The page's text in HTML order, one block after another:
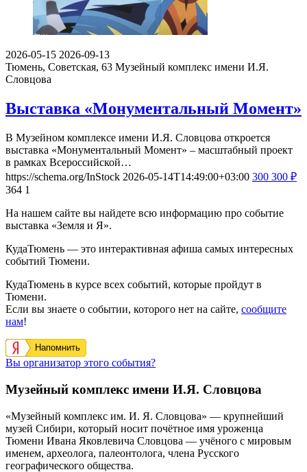
2026-05-15 2026-09-13
Тюмень, Советская, 63 Музейный комплекс имени И.Я.
Словцова
Выставка «Монументальный Момент»
В Музейном комплексе имени И.Я. Словцова откроется
выставка «Монументальный Момент» – масштабный проект
в рамках Всероссийской…
https://schema.org/InStock 2026-05-14T14:49:00+03:00 300 300 ₽
364 1
На нашем сайте вы найдете всю информацию про событие
выставка «Земля и Я».
КудаТюмень — это интерактивная афиша самых интересных
событий Тюмени.
КудаТюмень в курсе всех событий, которые пройдут в
Тюмени.
Если вы знаете о событии, которого нет на сайте, сообщите
нам!
Напомнить
Вы организатор этого события?
Музейный комплекс имени И.Я. Словцова
«Музейный комплекс им. И. Я. Словцова» — крупнейший
музей Сибири, который носит почётное имя уроженца
Тюмени Ивана Яковлевича Словцова — учёного с мировым
именем, археолога, палеонтолога, члена Русского
географического общества.